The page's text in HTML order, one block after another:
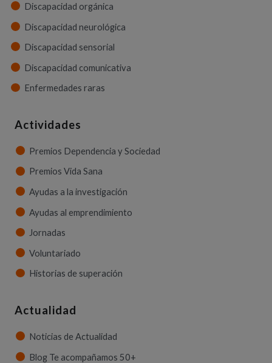
Discapacidad orgánica
Discapacidad neurológica
Discapacidad sensorial
Discapacidad comunicativa
Enfermedades raras
Actividades
Premios Dependencia y Sociedad
Premios Vida Sana
Ayudas a la investigación
Ayudas al emprendimiento
Jornadas
Voluntariado
Historias de superación
Actualidad
Noticias de Actualidad
Blog Te acompañamos 50+